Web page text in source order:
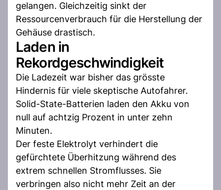
gelangen. Gleichzeitig sinkt der
Ressourcenverbrauch für die Herstellung der
Gehäuse drastisch.
Laden in
Rekordgeschwindigkeit
Die Ladezeit war bisher das grösste
Hindernis für viele skeptische Autofahrer.
Solid-State-Batterien laden den Akku von
null auf achtzig Prozent in unter zehn
Minuten.
Der feste Elektrolyt verhindert die
gefürchtete Überhitzung während des
extrem schnellen Stromflusses. Sie
verbringen also nicht mehr Zeit an der